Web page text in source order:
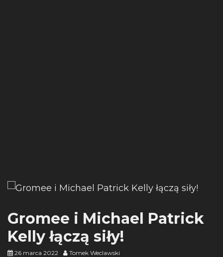
Gromee i Michael Patrick
Kelly łączą siły!
26 marca 2022 Tomek Weclawski